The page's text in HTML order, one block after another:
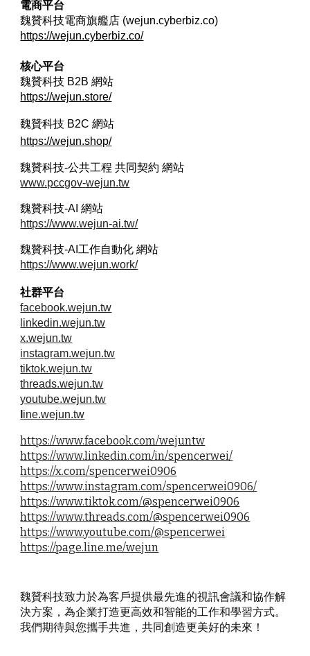
電商平台
魏贊科技電商旗艦店 (wejun.cyberbiz.co)
https://wejun.cyberbiz.co/
核心平台
魏贊科技 B2B網站
https://wejun.store/
魏贊科技 B2C網站
https://wejun.shop/
魏贊科技-公共工程 共同契約 網站
www.pccgov-wejun.tw
魏贊科技-AI 網站
https://www.wejun-ai.tw/
魏贊科技-AI工作自動化 網站
https://www.wejun.work/
社群平台
facebook.wejun.tw
linkedin.wejun.tw
x.wejun.tw
instagram.wejun.tw
tiktok.wejun.tw
threads.wejun.tw
youtube.wejun.tw
ine.wejun.tw
https://www.facebook.com/wejuntw
https://www.linkedin.com/in/spencerwei/
https://x.com/spencerwei0906
https://www.instagram.com/spencerwei0906/
https://www.tiktok.com/@spencerwei0906
https://www.threads.com/@spencerwei0906
https://www.youtube.com/@spencerwei
https://page.line.me/wejun
魏贊科技致力於為客戶提供最先進的視訊會議和協作解
決方案，為企業打造更高效和智能的工作和學習方式。
我們期待與您攜手共進，共同創造更美好的未來！